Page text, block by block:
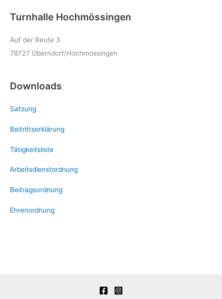
Turnhalle Hochmössingen
Auf der Reute 3
78727 Oberndorf/Hochmössingen
Downloads
Satzung
Beitrittserklärung
Tätigkeitsliste
Arbeitsdienstordnung
Beitragsordnung
Ehrenordnung